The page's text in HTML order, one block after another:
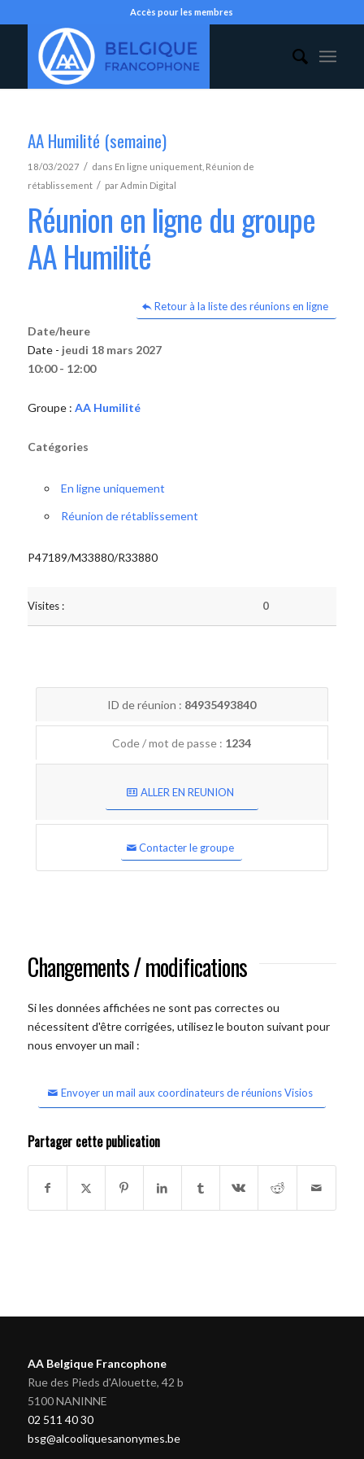
Accès pour les membres
AA Humilité (semaine)
18/03/2027 / dans En ligne uniquement, Réunion de
rétablissement / parAdmin Digital
Réunion en ligne du groupe
AA Humilité
Retour à la liste des réunions en ligne
Date/heure
Date - jeudi 18 mars 2027
10:00 - 12:00
Groupe : AA Humilité
Catégories
En ligne uniquement
Réunion de rétablissement
P47189/M33880/R33880
Visites : 0
ID de réunion : 84935493840
Code / mot de passe : 1234
ALLER EN REUNION
Contacter le groupe
Changements / modifications
Si les données affichées ne sont pas correctes ou
nécessitent d'être corrigées, utilisez le bouton suivant pour
nous envoyer un mail :
Envoyer un mail aux coordinateurs de réunions Visios
Partager cette publication
AA Belgique Francophone
Rue des Pieds d'Alouette, 42 b
5100 NANINNE
02 511 40 30
bsg@alcooliquesanonymes.be